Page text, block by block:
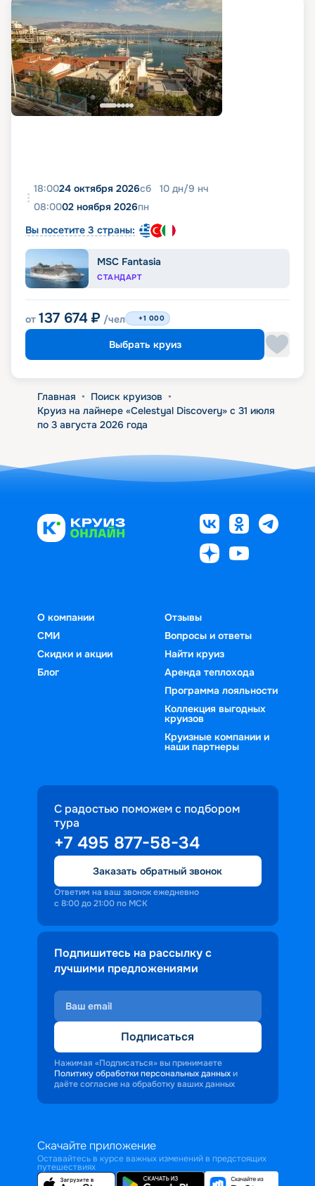
18:0024 октября 2026сб 10 дн/9 нч
08:0002 ноября 2026пн
Вы посетите 3 страны:
MSC Fantasia
СТАНДАРТ
от 137 674 ₽ /чел +1 000
Выбрать круиз
Главная • Поиск круизов •
Круиз на лайнере «Celestyal Discovery» с 31 июля
по 3 августа 2026 года
О компании
СМИ
Скидки и акции
Блог
Отзывы
Вопросы и ответы
Найти круиз
Аренда теплохода
Программа лояльности
Коллекция выгодных
круизов
Круизные компании и
наши партнеры
С радостью поможем с подбором
тура
+7 495 877-58-34
Заказать обратный звонок
Ответим на ваш звонок ежедневно
с 8:00 до 21:00 по МСК
Подпишитесь на рассылку с
лучшими предложениями
Подписаться
Нажимая «Подписаться» вы принимаете
Политику обработки персональных данных и
даёте согласие на обработку ваших данных
Скачайте приложение
Оставайтесь в курсе важных изменений в предстоящих
путешествиях